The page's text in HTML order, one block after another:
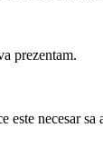
prezentam.
necesar